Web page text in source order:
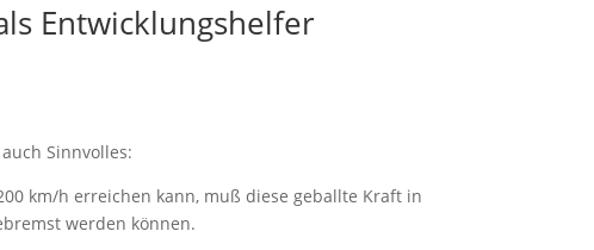
Entwicklungshelfer
Sinnvolles:
km/h erreichen kann, muß diese geballte Kraft in
werden können.